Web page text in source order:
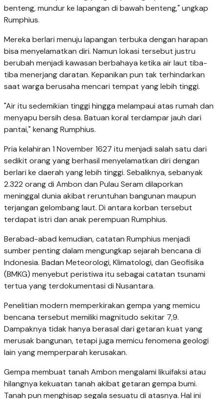
benteng, mundur ke lapangan di bawah benteng," ungkap
Rumphius.
Mereka berlari menuju lapangan terbuka dengan harapan
bisa menyelamatkan diri. Namun lokasi tersebut justru
berubah menjadi kawasan berbahaya ketika air laut tiba-
tiba menerjang daratan. Kepanikan pun tak terhindarkan
saat warga berusaha mencari tempat yang lebih tinggi.
"Air itu sedemikian tinggi hingga melampaui atas rumah dan
menyapu bersih desa. Batuan koral terdampar jauh dari
pantai," kenang Rumphius.
Pria kelahiran 1 November 1627 itu menjadi salah satu dari
sedikit orang yang berhasil menyelamatkan diri dengan
berlari ke daerah yang lebih tinggi. Sebaliknya, sebanyak
2.322 orang di Ambon dan Pulau Seram dilaporkan
meninggal dunia akibat reruntuhan bangunan maupun
terjangan gelombang laut. Di antara korban tersebut
terdapat istri dan anak perempuan Rumphius.
Berabad-abad kemudian, catatan Rumphius menjadi
sumber penting dalam mengungkap sejarah bencana di
Indonesia. Badan Meteorologi, Klimatologi, dan Geofisika
(BMKG) menyebut peristiwa itu sebagai catatan tsunami
tertua yang terdokumentasi di Nusantara.
Penelitian modern memperkirakan gempa yang memicu
bencana tersebut memiliki magnitudo sekitar 7,9.
Dampaknya tidak hanya berasal dari getaran kuat yang
merusak bangunan, tetapi juga memicu fenomena geologi
lain yang memperparah kerusakan.
Gempa membuat tanah Ambon mengalami likuifaksi atau
hilangnya kekuatan tanah akibat getaran gempa bumi.
Tanah pun menghisap segala sesuatu di atasnya. Hal ini